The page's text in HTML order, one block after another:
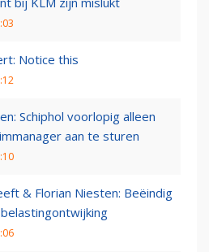
Notice this
Schiphol voorlopig alleen
aan te sturen
& Florian Niesten: Beëindig